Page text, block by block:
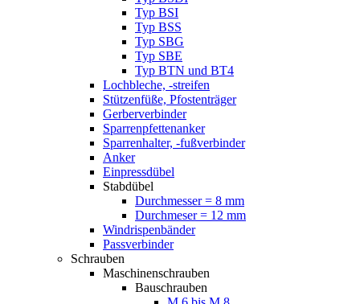
Typ BSI
Typ BSS
Typ SBG
Typ SBE
Typ BTN und BT4
Lochbleche, -streifen
Stützenfüße, Pfostenträger
Gerberverbinder
Sparrenpfettenanker
Sparrenhalter, -fußverbinder
Anker
Einpressdübel
Stabdübel
Durchmesser = 8 mm
Durchmeser = 12 mm
Windrispenbänder
Passverbinder
Schrauben
Maschinenschrauben
Bauschrauben